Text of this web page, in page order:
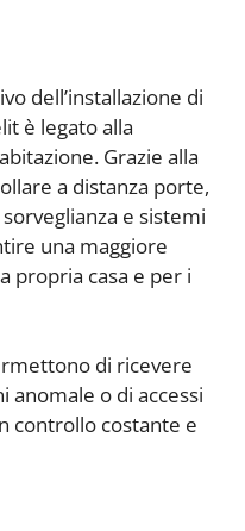
dell’installazione di
è legato alla
Grazie alla
a distanza porte,
e sistemi
una maggiore
propria casa e per i
di ricevere
anomale o di accessi
controllo costante e